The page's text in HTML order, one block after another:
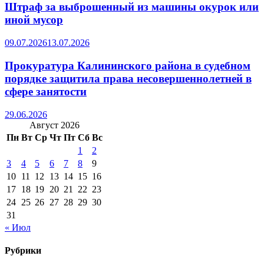
Штраф за выброшенный из машины окурок или
иной мусор
09.07.202613.07.2026
Прокуратура Калининского района в судебном
порядке защитила права несовершеннолетней в
сфере занятости
29.06.2026
Август 2026
Пн Вт Ср Чт Пт Сб Вс
1
2
3
4 5 6 7 8
9
10 11 12 13 14 15 16
17 18 19 20 21 22 23
24 25 26 27 28 29 30
31
« Июл
Рубрики